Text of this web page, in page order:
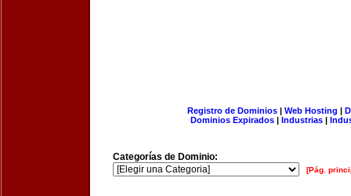
Registro de Dominios| Web Hosting |
Dominios Expirados | Industrias |
Categorías de Dominio:
[Pág.